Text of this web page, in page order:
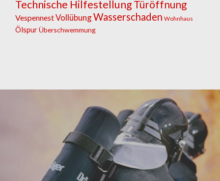
Technische Hilfestellung Türöffnung
VespennestVollübungWasserschaden Wohnhaus
ÖlspurÜberschwemmung